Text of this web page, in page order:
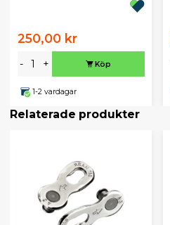
250,00 kr
- + Köp
1-2 vardagar
Relaterade produkter